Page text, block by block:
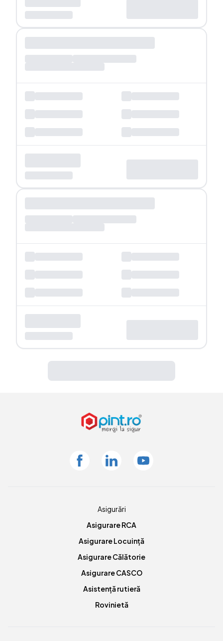
FacebookLinkedin Youtube
Asigurări
Asigurare RCA
Asigurare Locuință
Asigurare Călătorie
Asigurare CASCO
Asistență rutieră
Rovinietă